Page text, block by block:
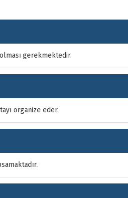
gerekmektedir.
organize eder.